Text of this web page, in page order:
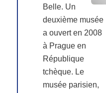
Belle. Un
deuxième musée
a ouvert en 2008
à Prague en
République
tchèque. Le
musée parisien,